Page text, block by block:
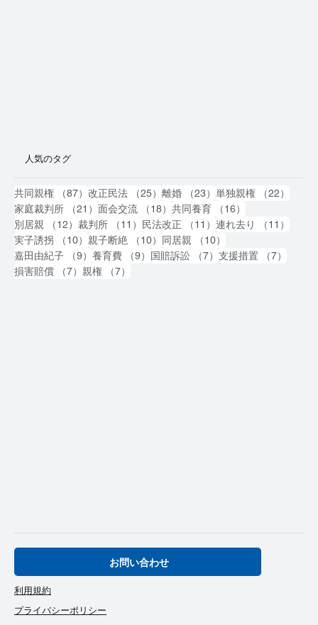
人気のタグ
共同親権 （87） 87件の記事
改正民法 （25） 25件の記事
離婚 （23） 23件の記事
単独親権 （22）
家庭裁判所
（21） 21件の記事
面会交流 （18） 18件の記事
共同養育 （16）
別居親
（12） 12件の記事
裁判所 （11） 11件の記事
民法改正 （11） 11件の記事
連れ去り （11）
実子誘拐
（10） 10件の記事
親子断絶 （10） 10件の記事
同居親 （10）
嘉田由紀子
（9） 9件の記事
養育費 （9） 9件の記事
国賠訴訟 （7） 7件の記事
支援措置 （7）
損害賠償
（7） 7件の記事
親権 （7）
お問い合わせ
利用規約
プライバシーポリシー